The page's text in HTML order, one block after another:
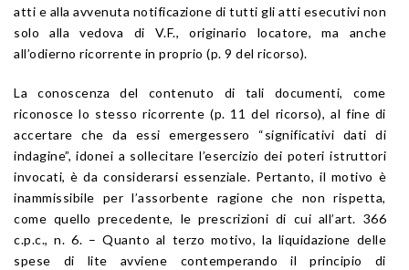
atti e alla avvenuta notificazione di tutti gli atti esecutivi non
solo alla vedova di V.F., originario locatore, ma anche
all’odierno ricorrente in proprio (p. 9 del ricorso).
La conoscenza del contenuto di tali documenti, come
riconosce lo stesso ricorrente (p. 11 del ricorso), al fine di
accertare che da essi emergessero “significativi dati di
indagine”, idonei a sollecitare l’esercizio dei poteri istruttori
invocati, è da considerarsi essenziale. Pertanto, il motivo è
inammissibile per l’assorbente ragione che non rispetta,
come quello precedente, le prescrizioni di cui all’art. 366
c.p.c., n. 6. – Quanto al terzo motivo, la liquidazione delle
spese di lite avviene contemperando il principio di